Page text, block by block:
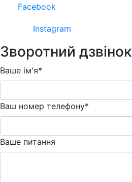
Facebook
Instagram
Зворотний дзвінок
Ваше ім'я*
Ваш номер телефону*
Ваше питання